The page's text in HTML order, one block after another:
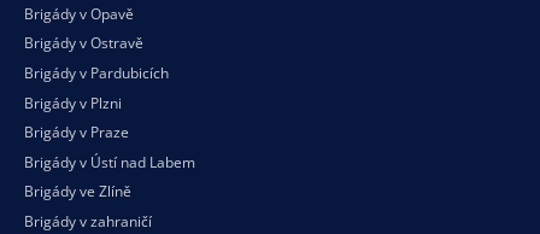
Brigády v Opavě
Brigády v Ostravě
Brigády v Pardubicích
Brigády v Plzni
Brigády v Praze
Brigády v Ústí nad Labem
Brigády ve Zlíně
Brigády v zahraničí